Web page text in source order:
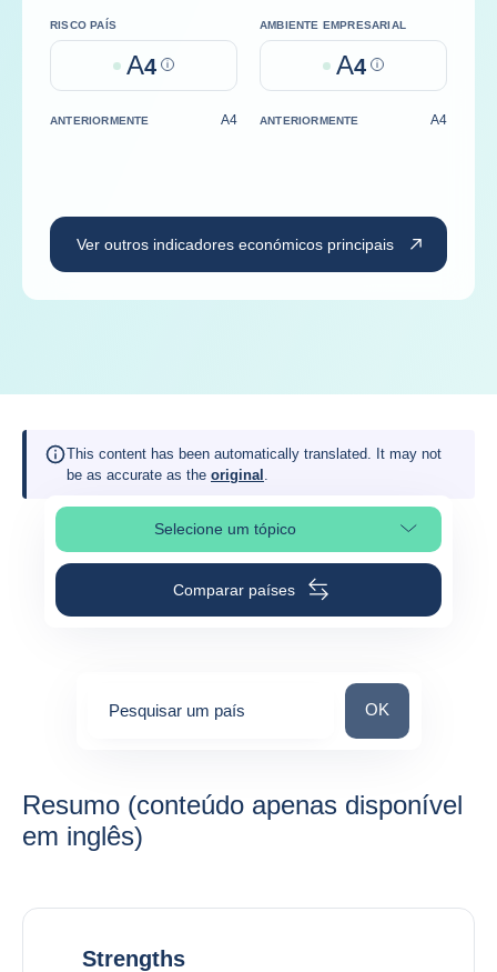
RISCO PAÍS
A4 Help
AMBIENTE EMPRESARIAL
A4 Help
ANTERIORMENTE A4 ANTERIORMENTE A4
Ver outros indicadores económicos principais
This content has been automatically translated. It may not
be as accurate as the original .
Selecione um tópicoSelecionar a secção da página
Comparar países
Pesquisar um país Pesquisar um
OK
Resumo (conteúdo apenas disponível
em inglês)
Strengths